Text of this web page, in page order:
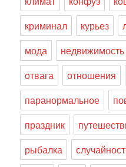
криминал
курьез
мода
недвижимость
отвага
отношения
паранормальное
праздник
рыбалка